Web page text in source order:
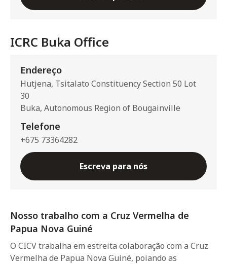
ICRC Buka Office
Endereço
Hutjena, Tsitalato Constituency Section 50 Lot
30
Buka, Autonomous Region of Bougainville
Telefone
+675 73364282
Escreva para nós
Nosso trabalho com a Cruz Vermelha de
Papua Nova Guiné
O CICV trabalha em estreita colaboração com a Cruz
Vermelha de Papua Nova Guiné, poiando as